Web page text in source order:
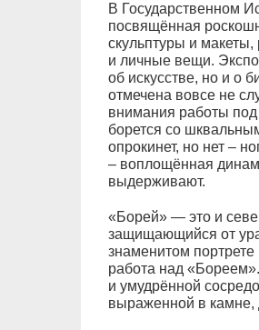
В Государственном
посвящённая
скульптуры и
и личные вещи.
об искусстве, но и о
отмечена вовсе не
внимания работы
борется со
опрокинет, но нет –
– воплощённая
выдерживают.
«Борей» — это и
защищающийся от
знаменитом
работа над
и умудрённой
выраженной в камне,